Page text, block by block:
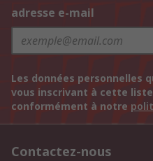
adresse e-mail
Les données personnelles
vous inscrivant à cette
conformément à notre
Contactez-nous